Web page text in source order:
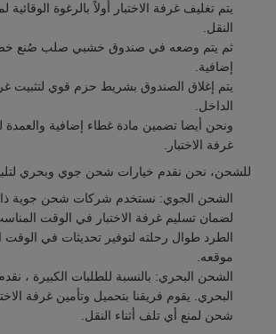
يتم تغليف غرفة الاختبار أولاً بالرغوة الوقائية
النقل.
ثم يتم وضعه في صندوق خشبي صلب صُنع
إضافية.
يتم إغلاق الصندوق بشريط حزم قوي لتثبيت
الداخل.
ونحن أيضا تضمين مادة غطاء إضافية والعمدة
غرفة الاختبار.
للشحن، نحن نقدم خيارات شحن جوي وبحري لتلبية
الشحن الجوي: نستخدم شركات شحن جوية
لضمان تسليم غرفة الاختبار في الوقت
الطرد طوال رحلته لتوفير تحديثات في
موقعه.
الشحن البحري: بالنسبة للطلبات الكبيرة ،
البحري. يقوم فريقنا بتحميل وتأمين غرفة
شحن لمنع أي تلف أثناء النقل.